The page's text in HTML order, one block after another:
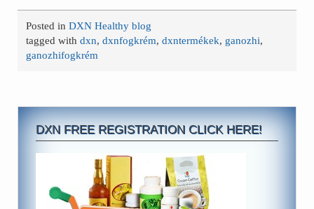
Posted inDXN Healthy blog
tagged withdxn,dxnfogkrém,dxntermékek, ganozhi,
ganozhifogkrém
DXN FREE REGISTRATION CLICK HERE!